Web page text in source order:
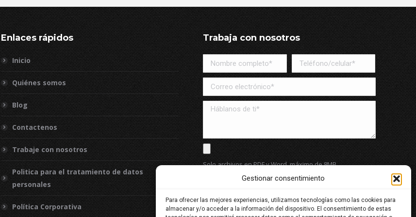
Gestionar consentimiento
Para ofrecer las mejores experiencias, utilizamos tecnologías como las cookies para
almacenar y/o acceder a la información del dispositivo. El consentimiento de estas
Enlaces rápidos
Inicio
Quiénes somos
Blog
Contactenos
Trabaje con nosotros
Politica para el tratamiento de datos
personales
Política Corporativa
Trabaja con nosotros
Solo archivos en PDF y Word, máximo de 8MB
He leído y acepto la política de tratamiento de datos
personales